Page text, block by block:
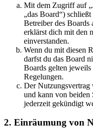
Mit dem Zugriff auf
„das Board“)
Betreiber des Boards
erklärst dich mit den
einverstanden.
Wenn du mit diesen
darfst du das Board
Boards gelten
Regelungen.
Der Nutzungsvertrag
und kann von beiden
jederzeit gekündigt
2. Einräumung von